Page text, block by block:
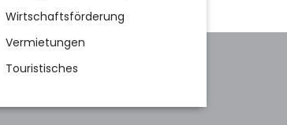
Wirtschaftsförderung
Vermietungen
Touristisches